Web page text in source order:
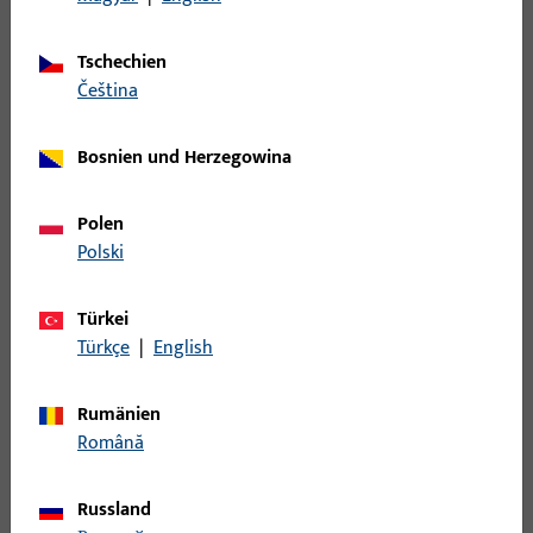
LAPPENSCHLIESSBLECH, DIN LS, AUS NICHTROST.STAHL,ECKIG,
L28/43x200x1,5-EKG
LAPPENSCHLIESSBLECHE DIN RS AUS NICHTROST.STAHL,ECKIG,
WINKELSCHLIESSBLECHE DIN LS AUS NICHTROST.STAHL,ECKIG,
200x24x26x2
B 9000 0204 | SCHLIESSBLECH-R-
Tschechien
čeština
Bosnien und Herzegowina
Polen
Polski
Türkei
Türkçe | English
Rumänien
Română
Russland